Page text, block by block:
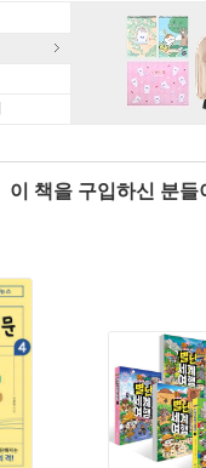
이 책을 구입하신 분